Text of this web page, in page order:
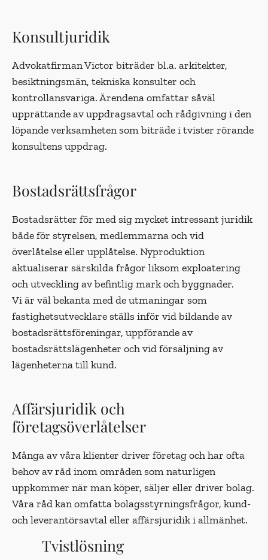
Konsultjuridik
Advokatfirman Victor biträder bl.a. arkitekter,
besiktningsmän, tekniska konsulter och
kontrollansvariga. Ärendena omfattar såväl
upprättande av uppdragsavtal och rådgivning i den
löpande verksamheten som biträde i tvister rörande
konsultens uppdrag.
Bostadsrättsfrågor
Bostadsrätter för med sig mycket intressant juridik
både för styrelsen, medlemmarna och vid
överlåtelse eller upplåtelse. Nyproduktion
aktualiserar särskilda frågor liksom exploatering
och utveckling av befintlig mark och byggnader.
Vi är väl bekanta med de utmaningar som
fastighetsutvecklare ställs inför vid bildande av
bostadsrättsföreningar, uppförande av
bostadsrättslägenheter och vid försäljning av
lägenheterna till kund.
Affärsjuridik och
företagsöverlåtelser
Många av våra klienter driver företag och har ofta
behov av råd inom områden som naturligen
uppkommer när man köper, säljer eller driver bolag.
Våra råd kan omfatta bolagsstyrningsfrågor, kund-
och leverantörsavtal eller affärsjuridik i allmänhet.
Tvistlösning